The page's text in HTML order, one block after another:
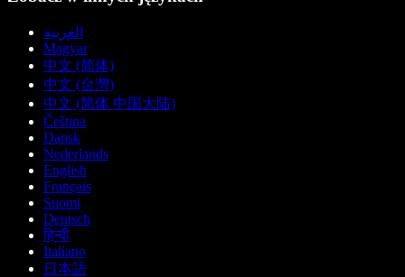
العربية
Magyar
中文 (简体)
中文 (台灣)
中文 (简体 中国大陆)
Čeština
Dansk
Nederlands
English
Français
Suomi
Deutsch
हिन्दी
Italiano
日本語